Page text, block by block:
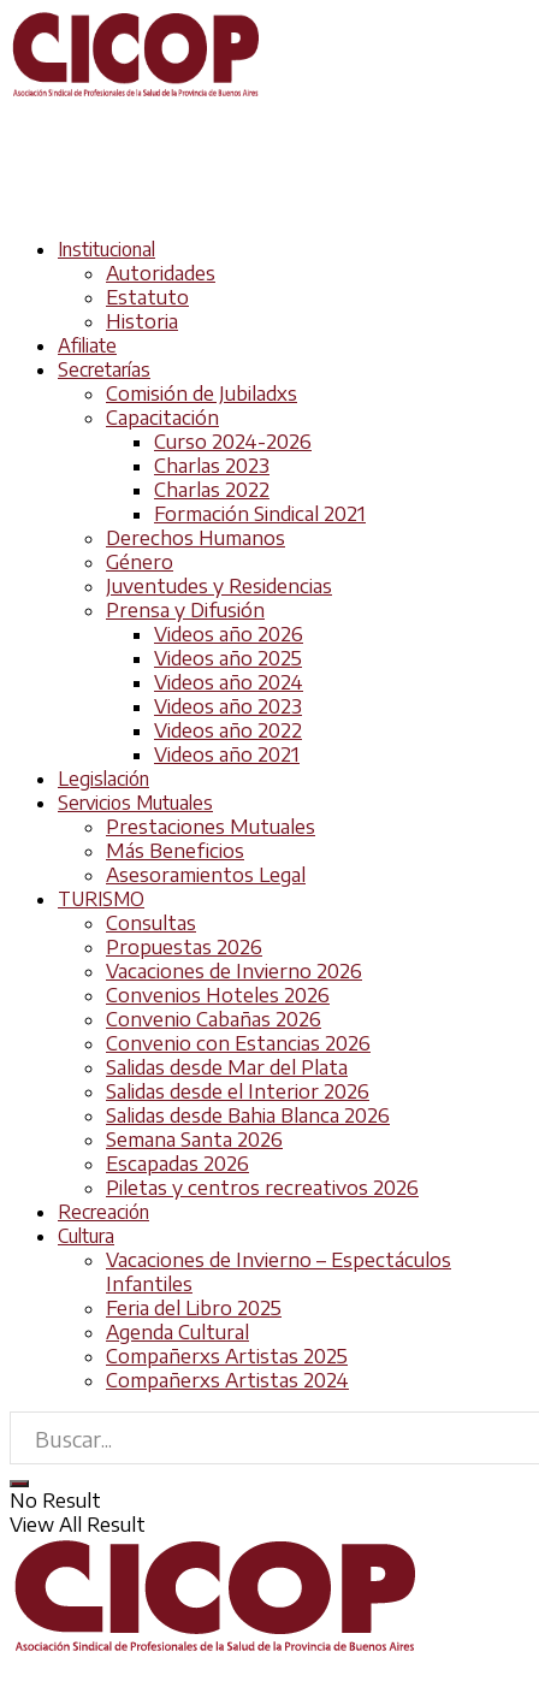
Institucional
Autoridades
Estatuto
Historia
Afiliate
Secretarías
Comisión de Jubiladxs
Capacitación
Curso 2024-2026
Charlas 2023
Charlas 2022
Formación Sindical 2021
Derechos Humanos
Género
Juventudes y Residencias
Prensa y Difusión
Videos año 2026
Videos año 2025
Videos año 2024
Videos año 2023
Videos año 2022
Videos año 2021
Legislación
Servicios Mutuales
Prestaciones Mutuales
Más Beneficios
Asesoramientos Legal
TURISMO
Consultas
Propuestas 2026
Vacaciones de Invierno 2026
Convenios Hoteles 2026
Convenio Cabañas 2026
Convenio con Estancias 2026
Salidas desde Mar del Plata
Salidas desde el Interior 2026
Salidas desde Bahia Blanca 2026
Semana Santa 2026
Escapadas 2026
Piletas y centros recreativos 2026
Recreación
Cultura
Vacaciones de Invierno – Espectáculos
Infantiles
Feria del Libro 2025
Agenda Cultural
Compañerxs Artistas 2025
Compañerxs Artistas 2024
No Result
View All Result